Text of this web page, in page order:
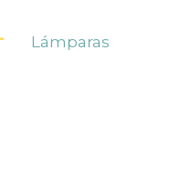
Lámparas